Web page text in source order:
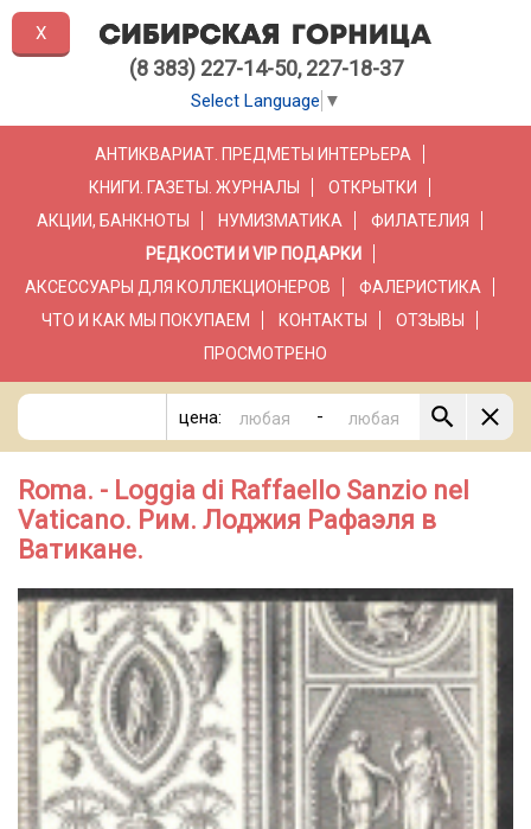
(8 383) 227-14-50, 227-18-37
Select Language ▼
АНТИКВАРИАТ. ПРЕДМЕТЫ ИНТЕРЬЕРА
КНИГИ. ГАЗЕТЫ. ЖУРНАЛЫ
ОТКРЫТКИ
АКЦИИ, БАНКНОТЫ
НУМИЗМАТИКА
ФИЛАТЕЛИЯ
РЕДКОСТИ И VIP ПОДАРКИ
АКСЕССУАРЫ ДЛЯ КОЛЛЕКЦИОНЕРОВ
ФАЛЕРИСТИКА
ЧТО И КАК МЫ ПОКУПАЕМ
КОНТАКТЫ
ОТЗЫВЫ
ПРОСМОТРЕНО
цена: -
Roma. - Loggia di Raffaello Sanzio nel
Vaticano. Рим. Лоджия Рафаэля в
Ватикане.
X